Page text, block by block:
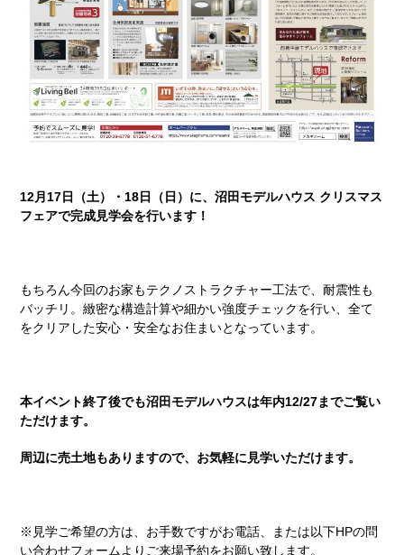
12月17日（土）・18日（日）に、沼田モデルハウス クリスマス
フェアで完成見学会を行います！
もちろん今回のお家もテクノストラクチャー工法で、耐震性も
バッチリ。緻密な構造計算や細かい強度チェックを行い、全て
をクリアした安心・安全なお住まいとなっています。
本イベント終了後でも沼田モデルハウスは年内12/27までご覧い
ただけます。
周辺に売土地もありますので、お気軽に見学いただけます。
※見学ご希望の方は、お手数ですがお電話、または以下HPの問
い合わせフォームよりご来場予約をお願い致します。